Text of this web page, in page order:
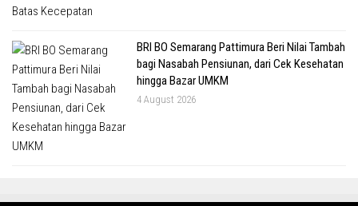
BRI BO Semarang Pattimura Beri Nilai Tambah
bagi Nasabah Pensiunan, dari Cek Kesehatan
hingga Bazar UMKM
4 August 2026